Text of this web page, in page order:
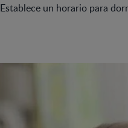
Establece un horario para